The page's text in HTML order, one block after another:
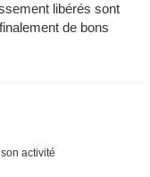
libérés sont
de bons
activité